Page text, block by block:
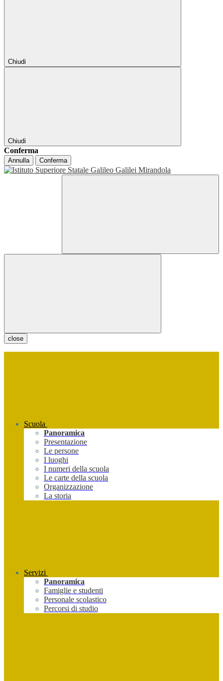
Chiudi
Chiudi
Conferma
Annulla Conferma
close
Scuola
Panoramica
Presentazione
Le persone
I luoghi
I numeri della scuola
Le carte della scuola
Organizzazione
La storia
Servizi
Panoramica
Famiglie e studenti
Personale scolastico
Percorsi di studio